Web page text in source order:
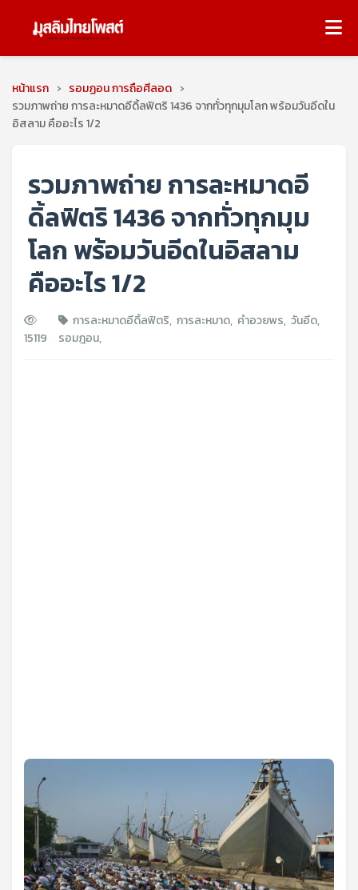
หน้าแรก › รอมฏอน การถือศีลอด ›
รวมภาพถ่าย การละหมาดอีดิ้ลฟิตริ 1436 จากทั่วทุกมุมโลก พร้อมวันอีดใน
อิสลาม คืออะไร 1/2
รวมภาพถ่าย การละหมาดอี
ดิ้ลฟิตริ 1436 จากทั่วทุกมุม
โลก พร้อมวันอีดในอิสลาม
คืออะไร 1/2
15119
การละหมาดอีดิ้ลฟิตริ, การละหมาด, คำอวยพร, วันอีด,
รอมฎอน,